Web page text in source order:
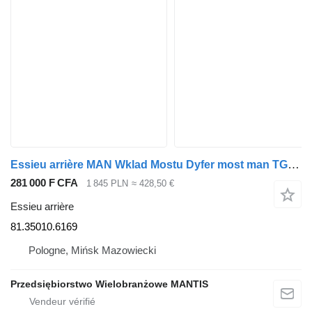
Essieu arrière MAN Wklad Mostu Dyfer most man TGS TGX TGA HY1350 81.35010.6169 pour tracteur routier
281 000 F CFA 1 845 PLN ≈ 428,50 €
Essieu arrière
81.35010.6169
Pologne, Mińsk Mazowiecki
Przedsiębiorstwo Wielobranżowe MANTIS